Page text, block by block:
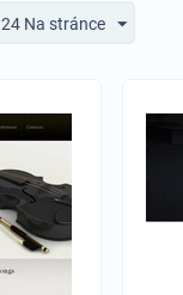
24 Na stránce